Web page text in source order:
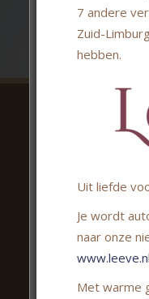
Verloskundige
6431 HN
045-2084100
7 andere
Zuid-
hebben.
Uit liefde
Je wordt
naar onze
www.leeve.nl
Met warme